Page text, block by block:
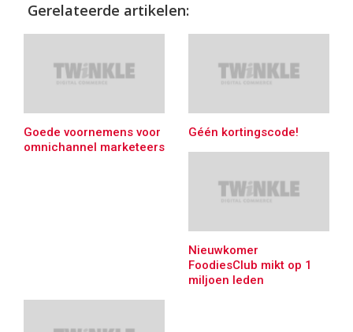
Gerelateerde artikelen:
Goede voornemens voor
omnichannel marketeers
Géén kortingscode!
Nieuwkomer
FoodiesClub mikt op 1
miljoen leden